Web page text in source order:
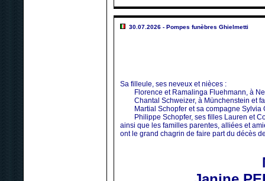
30.07.2026 - Pompes funèbres Ghielmetti
Sa filleule, ses neveux et nièces :
Florence et Ramalinga Fluehmann, à
Chantal Schweizer, à Münchenstein et
Martial Schopfer et sa compagne Sylvia
Philippe Schopfer, ses filles Lauren et
ainsi que les familles parentes, alliées et
ont le grand chagrin de faire part du décès